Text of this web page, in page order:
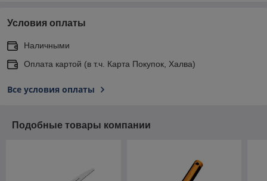
Условия оплаты
Наличными
Оплата картой (в т.ч. Карта Покупок, Халва)
Все условия оплаты
Подобные товары компании